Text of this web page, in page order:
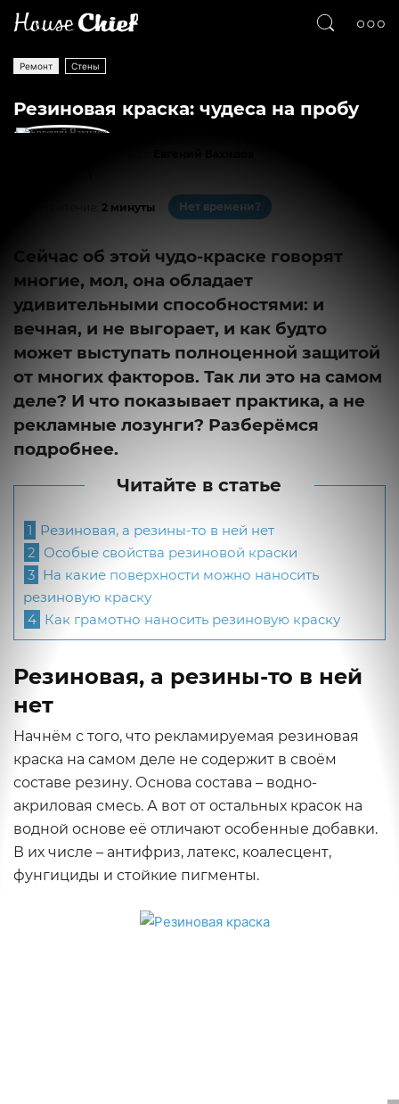
Ремонт Стены
Резиновая краска: чудеса на пробу
2 минуты Нет времени?
Сейчас об этой чудо-краске говорят
многие, мол, она обладает
удивительными способностями: и
вечная, и не выгорает, и как будто
может выступать полноценной защитой
от многих факторов. Так ли это на самом
деле? И что показывает практика, а не
рекламные лозунги? Разберёмся
подробнее.
Читайте в статье
1 Резиновая, а резины-то в ней нет
2 Особые свойства резиновой краски
3 На какие поверхности можно наносить
резиновую краску
4 Как грамотно наносить резиновую краску
Резиновая, а резины-то в ней
нет
Начнём с того, что рекламируемая резиновая
краска на самом деле не содержит в своём
составе резину. Основа состава – водно-
акриловая смесь. А вот от остальных красок на
водной основе её отличают особенные добавки.
В их числе – антифриз, латекс, коалесцент,
фунгициды и стойкие пигменты.